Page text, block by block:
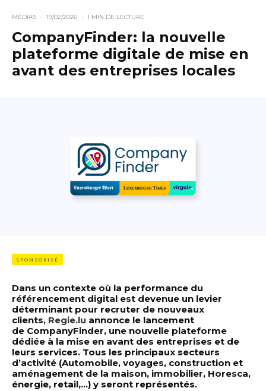
MÉDIAS · 19/02/2026 · 1 MIN DE LECTURE
CompanyFinder: la nouvelle
plateforme digitale de mise en
avant des entreprises locales
SPONSORISÉ
Dans un contexte où la performance du
référencement digital est devenue un levier
déterminant pour recruter de nouveaux
clients, Regie.lu annonce le lancement
de CompanyFinder, une nouvelle plateforme
dédiée à la mise en avant des entreprises et de
leurs services. Tous les principaux secteurs
d’activité (Automobile, voyages, construction et
aménagement de la maison, immobilier, Horesca,
énergie, retail,…) y seront représentés.